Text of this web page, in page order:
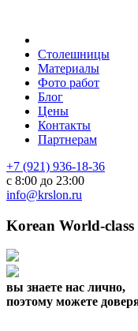
Столешницы
Материалы
Фото работ
Блог
Цены
Контакты
Партнерам
+7 (921) 936-18-36
с 8:00 до 23:00
info@krslon.ru
Korean World-
вы знаете нас лично,
поэтому можете